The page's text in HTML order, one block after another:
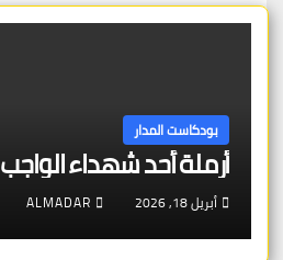
بودكاست المدار
أرملة أحد شهداء الواجب
أبريل 18, 2026 ALMADAR